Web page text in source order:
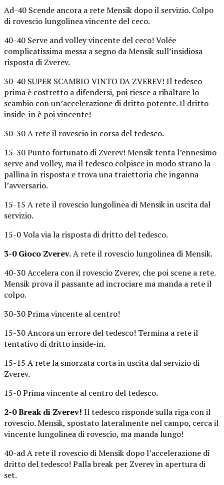
Ad-40 Scende ancora a rete Mensik dopo il servizio. Colpo
di rovescio lungolinea vincente del ceco.
40-40 Serve and volley vincente del ceco! Volée
complicatissima messa a segno da Mensik sull’insidiosa
risposta di Zverev.
30-40 SUPER SCAMBIO VINTO DA ZVEREV! Il tedesco
prima è costretto a difendersi, poi riesce a ribaltare lo
scambio con un’accelerazione di dritto potente. Il dritto
inside-in è poi vincente!
30-30 A rete il rovescio in corsa del tedesco.
15-30 Punto fortunato di Zverev! Mensik tenta l’ennesimo
serve and volley, ma il tedesco colpisce in modo strano la
pallina in risposta e trova una traiettoria che inganna
l’avversario.
15-15 A rete il rovescio lungolinea di Mensik in uscita dal
servizio.
15-0 Vola via la risposta di dritto del tedesco.
3-0 Gioco Zverev.A rete il rovescio lungolinea di Mensik.
40-30 Accelera con il rovescio Zverev, che poi scene a rete.
Mensik prova il passante ad incrociare ma manda a rete il
colpo.
30-30 Prima vincente al centro!
15-30 Ancora un errore del tedesco! Termina a rete il
tentativo di dritto inside-in.
15-15 A rete la smorzata corta in uscita dal servizio di
Zverev.
15-0 Prima vincente al centro del tedesco.
2-0 Break di Zverev! Il tedesco risponde sulla riga con il
rovescio. Mensik, spostato lateralmente nel campo, cerca il
vincente lungolinea di rovescio, ma manda lungo!
40-ad A rete il rovescio di Mensik dopo l’accelerazione di
dritto del tedesco! Palla break per Zverev in apertura di
set.